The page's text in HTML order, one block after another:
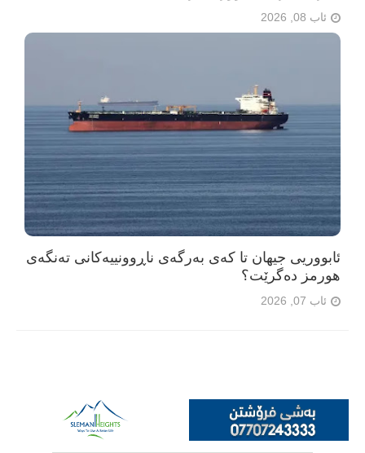
ئاب 08, 2026
ئابووریی جیهان تا کەی بەرگەی ناڕوونییەکانی تەنگەی
هورمز دەگرێت؟
ئاب 07, 2026